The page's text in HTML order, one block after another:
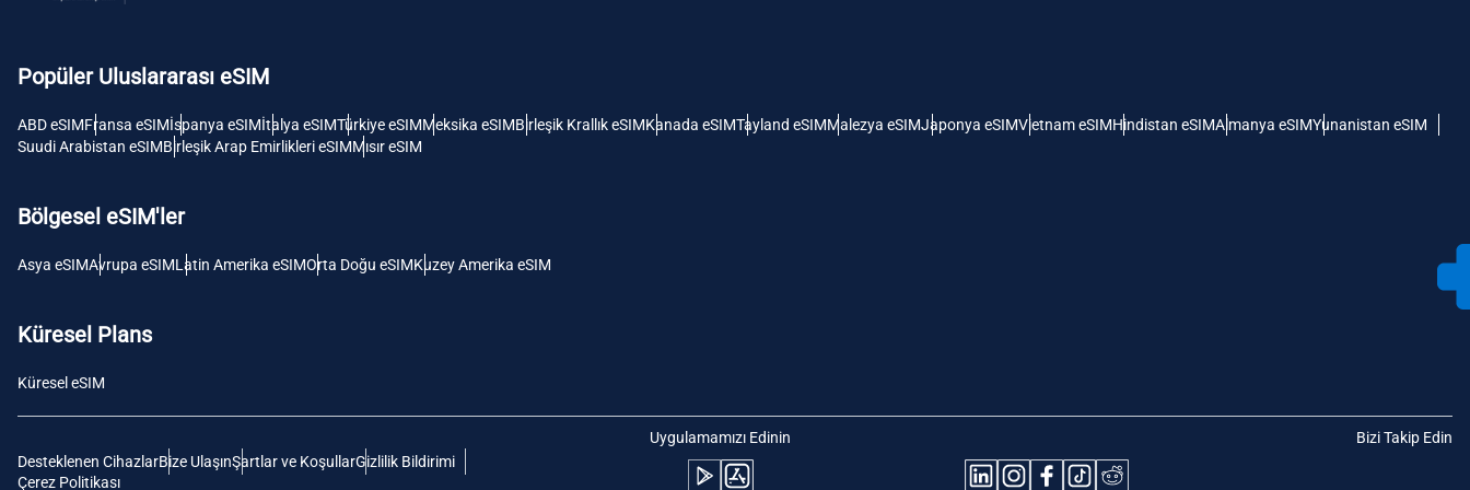
Popüler Uluslararası eSIM
ABD eSIMFransa eSIMİspanya eSIMİtalya eSIMTürkiye eSIMMeksika eSIMBirleşik Krallık eSIMKanada eSIMTayland eSIMMalezya eSIMJaponya eSIMVietnam eSIMHindistan eSIMAlmanya eSIMYunanistan eSIM
Suudi Arabistan eSIMBirleşik Arap Emirlikleri eSIMMısır eSIM
Bölgesel eSIM'ler
Asya eSIMAvrupa eSIMLatin Amerika eSIMOrta Doğu eSIMKuzey Amerika eSIM
Küresel Plans
Küresel eSIM
Desteklenen CihazlarBize UlaşınŞartlar ve KoşullarGizlilik Bildirimi
Çerez Politikası
Uygulamamızı Edinin Bizi Takip Edin
THB - Tayland Bahtı